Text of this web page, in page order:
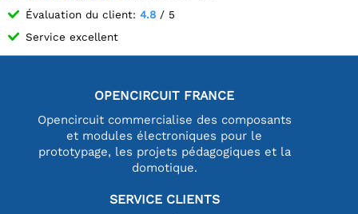
Évaluation du client: 4.8 / 5
Service excellent
OPENCIRCUIT FRANCE
Opencircuit commercialise des composants
et modules électroniques pour le
prototypage, les projets pédagogiques et la
domotique.
SERVICE CLIENTS